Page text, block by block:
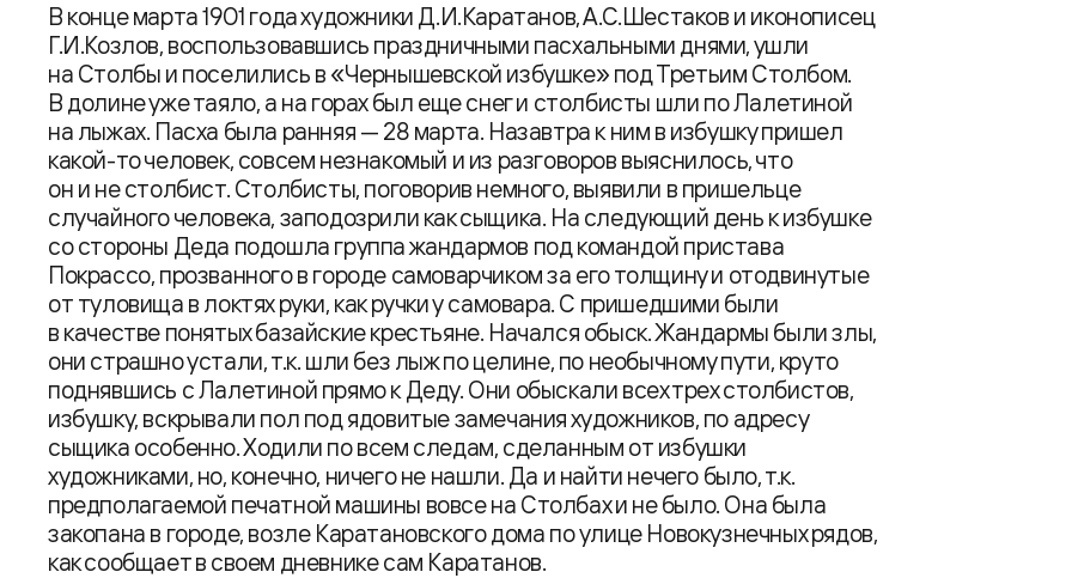
В конце марта 1901 года художники Д.И.Каратанов, А.С.Шестаков и иконописец
Г.И.Козлов, воспользовавшись праздничными пасхальными днями, ушли
на Столбы и поселились в «Чернышевской избушке» под Третьим Столбом.
В долине уже таяло, а на горах был еще снег и столбисты шли по Лалетиной
на лыжах. Пасха была ранняя — 28 марта. Назавтра к ним в избушку пришел
какой-то человек, совсем незнакомый и из разговоров выяснилось, что
он и не столбист. Столбисты, поговорив немного, выявили в пришельце
случайного человека, заподозрили как сыщика. На следующий день к избушке
со стороны Деда подошла группа жандармов под командой пристава
Покрассо, прозванного в городе самоварчиком за его толщину и отодвинутые
от туловища в локтях руки, как ручки у самовара. С пришедшими были
в качестве понятых базайские крестьяне. Начался обыск. Жандармы были злы,
они страшно устали, т.к. шли без лыж по целине, по необычному пути, круто
поднявшись с Лалетиной прямо к Деду. Они обыскали всех трех столбистов,
избушку, вскрывали пол под ядовитые замечания художников, по адресу
сыщика особенно. Ходили по всем следам, сделанным от избушки
художниками, но, конечно, ничего не нашли. Да и найти нечего было, т.к.
предполагаемой печатной машины вовсе на Столбах и не было. Она была
закопана в городе, возле Каратановского дома по улице Новокузнечных рядов,
как сообщает в своем дневнике сам Каратанов.